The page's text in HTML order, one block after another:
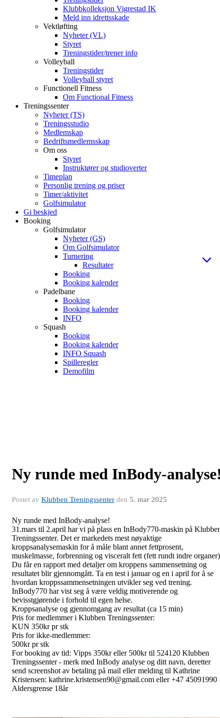
Klubbkolleksjon Vigrestad IK
Meld inn idrettsskade
Vektløfting
Nyheter (VL)
Styret
Treningstider/trener info
Volleyball
Treningstider
Volleyball styret
Functionell Fitness
Om Functional Fitness
Treningssenter
Nyheter (TS)
Treningsstudio
Medlemskap
Bedriftsmedlemsskap
Om oss
Styret
Instruktører og studioverter
Timeplan
Personlig trening og priser
Timer/aktivitet
Golfsimulator
Gi beskjed
Booking
Golfsimulator
Nyheter (GS)
Om Golfsimulator
Turnering
Resultater
Booking
Booking kalender
Padelbane
Booking
Booking kalender
INFO
Squash
Booking
Booking kalender
INFO Squash
Spilleregler
Demofilm
Ny runde med InBody-
Postet av Klubben Treningssenter den 5. mar 2025
Ny runde med InBody-analyse!
31.mars til 2.april har vi på plass en InBody770-maskin på
Treningssenter. Det er markedets mest nøyaktige
kroppsanalysemaskin for å måle blant annet fettprosent,
muskelmasse, forbrenning og visceralt fett (fett rundt indre
Du får en rapport med detaljer om kroppens sammensetning og
resultatet blir gjennomgått. Ta en test i januar og en i april for å se
hvordan kroppssammensetningen utvikler seg ved trening.
InBody770 har vist seg å være veldig motiverende og
bevisstgjørende i forhold til egen helse.
Kroppsanalyse og gjennomgang av resultat (ca 15 min)
Pris for medlemmer i Klubben Treningssenter:
KUN 350kr pr stk
Pris for ikke-medlemmer:
500kr pr stk
For booking av tid: Vipps 350kr eller 500kr til 524120 Klubben
Treningssenter - merk med InBody analyse og ditt navn, deretter
send screenshot av betaling på mail eller melding til Kathrine
Kristensen: kathrine.kristensen90@gmail.com eller +47 45091990
Aldersgrense 18år